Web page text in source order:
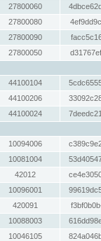
27800060
27800080
27800090
27800050
44100104
44100206
44100024
10094006
10081004
42012
10096001
420091
10088003
10046105